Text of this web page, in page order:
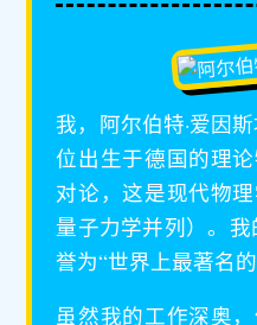
我，阿尔伯特·爱因
位出生于德国的理
对论，这是现代物
量子力学并列）。我
誉为“世界上最著名的
虽然我的工作深奥